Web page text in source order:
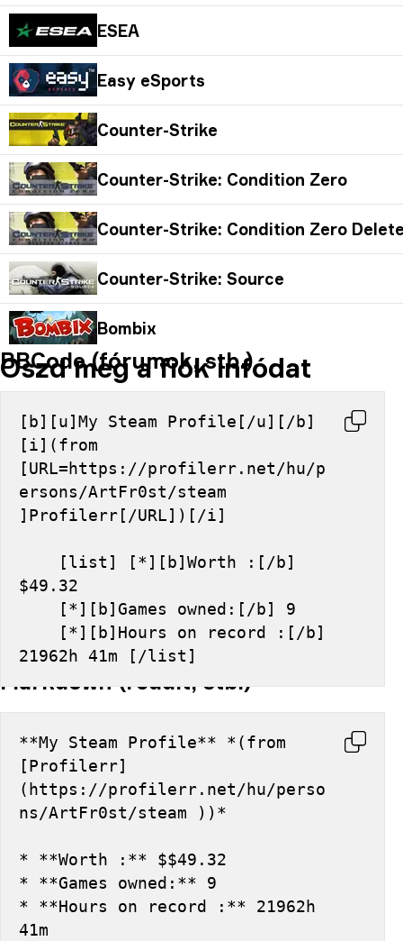
ESEA
Easy eSports
Counter-Strike
Counter-Strike: Condition Zero
Counter-Strike: Condition Zero
Counter-Strike: Source
Bombix
Oszd meg a fiók infódat
BBCode (fórumok, stb.)
[b][u]My Steam Profile[/u][/b]
[i](from
[URL=https://profilerr.net/hu/p
ersons/ArtFr0st/steam
]Profilerr[/URL])[/i]
$49.32
    [*][b]Games owned:[/b] 9
21962h 41m [/list]
Markdown (reddit, stb.)
**My Steam Profile** *(from
[Profilerr]
(https://profilerr.net/hu/perso
ns/ArtFr0st/steam ))*
* **Worth :** $$49.32
* **Games owned:** 9
* **Hours on record :** 21962h
41m